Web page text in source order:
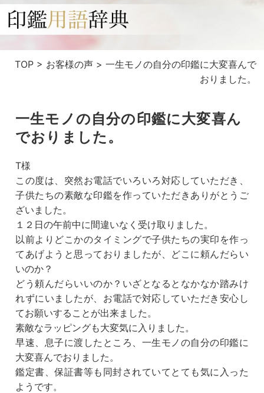
TOP> お客様の声> 一生モノの自分の印鑑に大変喜んで
おりました。
一生モノの自分の印鑑に大変喜ん
でおりました。
T様
この度は、突然お電話でいろいろ対応していただき、
子供たちの素敵な印鑑を作っていただきありがとうご
ざいました。
１２日の午前中に間違いなく受け取りました。
以前よりどこかのタイミングで子供たちの実印を作っ
てあげようと思っておりましたが、どこに頼んだらい
いのか？
どう頼んだらいいのか？いざとなるとなかなか踏みけ
れずにいましたが、お電話で対応していただき安心し
てお願いすることが出来ました。
素敵なラッピングも大変気に入りました。
早速、息子に渡したところ、一生モノの自分の印鑑に
大変喜んでおりました。
鑑定書、保証書等も同封されていてとても気に入った
ようです。